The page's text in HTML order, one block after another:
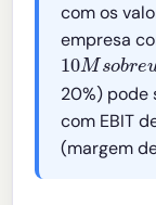
com os
empresa
10Msobre
20%) pode
com EBIT
(margem